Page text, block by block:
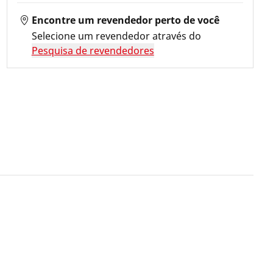
Encontre um revendedor perto de você
Selecione um revendedor através do
Pesquisa de revendedores